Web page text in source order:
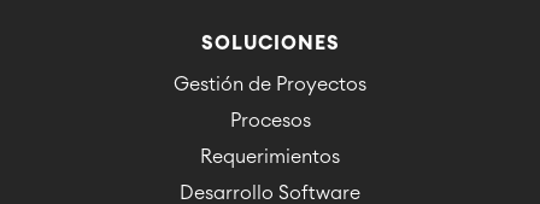
SOLUCIONES
Gestión de Proyectos
Procesos
Requerimientos
Desarrollo Software